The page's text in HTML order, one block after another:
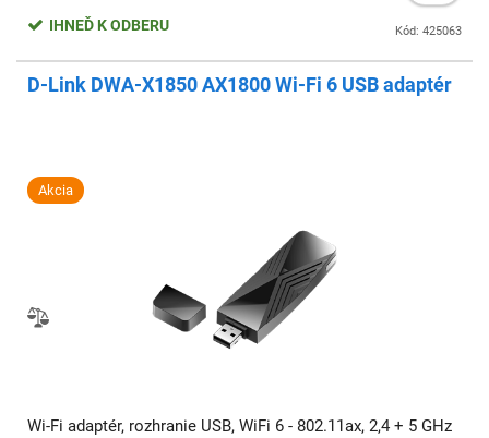
Kód: 425063
IHNEĎ K ODBERU
D-Link DWA-X1850 AX1800 Wi-Fi 6 USB adaptér
Akcia
Wi-Fi adaptér, rozhranie USB, WiFi 6 - 802.11ax, 2,4 + 5 GHz